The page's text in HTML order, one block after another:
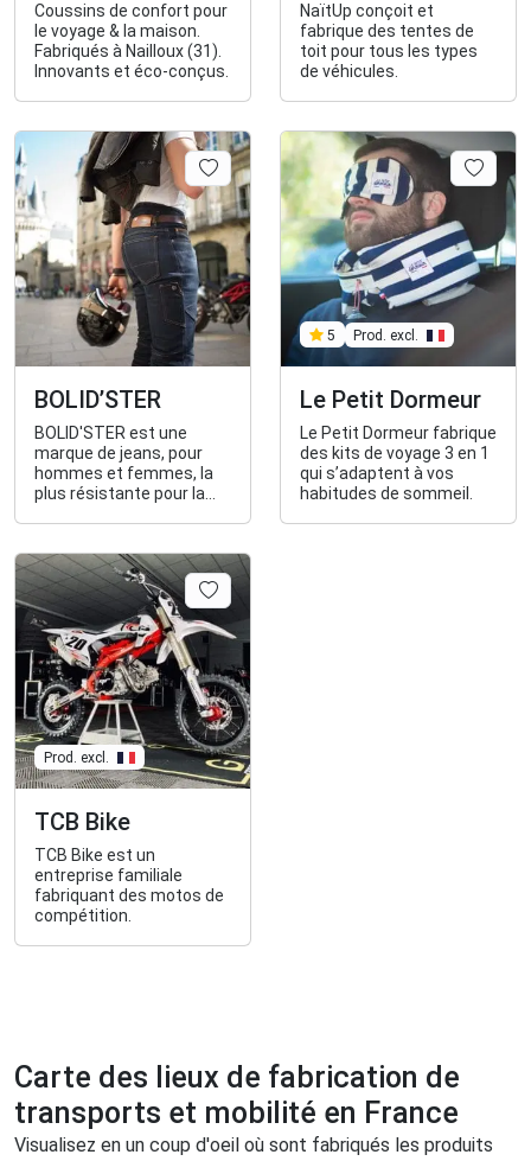
Coussins de confort pour
le voyage & la maison.
Fabriqués à Nailloux (31).
Innovants et éco-conçus.
NaïtUp conçoit et
fabrique des tentes de
toit pour tous les types
de véhicules.
BOLID’STER
BOLID'STER est une
marque de jeans, pour
hommes et femmes, la
plus résistante pour la
5 Prod. excl.
Le Petit Dormeur
Le Petit Dormeur fabrique
des kits de voyage 3 en 1
qui s’adaptent à vos
habitudes de sommeil.
Prod. excl.
TCB Bike
TCB Bike est un
entreprise familiale
fabriquant des motos de
compétition.
Carte des lieux de fabrication de
transports et mobilité en France
Visualisez en un coup d'oeil où sont fabriqués les produits